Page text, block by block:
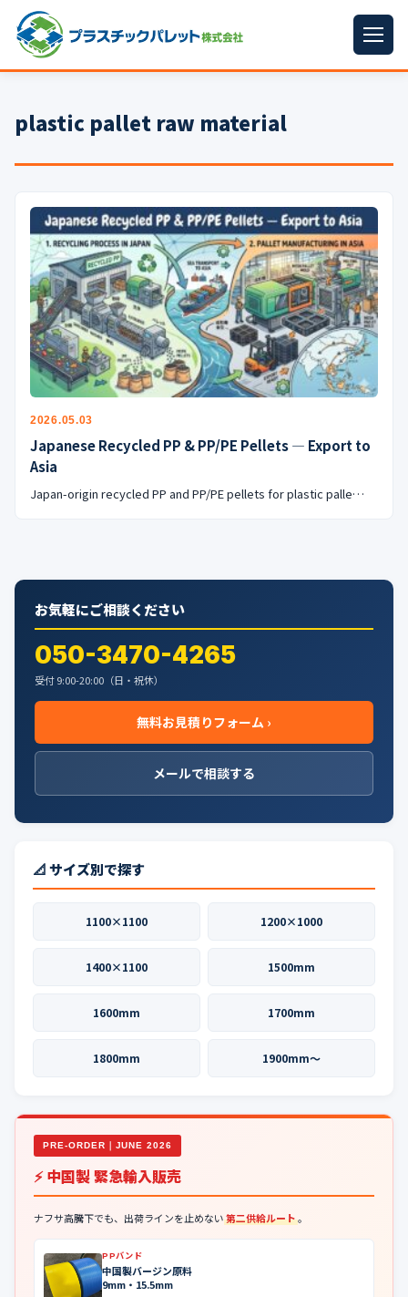
パレットサイズ
プラパレット ▼
コンテナ ▼
中古パレット
再生原料 ▼
梱包資材 ▼
イラン情勢まとめ
公式ブログ
会社案内
plastic pallet raw material
2026.05.03
Japanese Recycled PP & PP/PE Pellets — Export to
Asia
Japan-origin recycled PP and PP/PE pellets for plastic palle…
お気軽にご相談ください
050-3470-4265
受付 9:00-20:00（日・祝休）
無料お見積りフォーム ›
メールで相談する
📐 サイズ別で探す
1100×1100 1200×1000
1400×1100 1500mm
1600mm 1700mm
1800mm 1900mm〜
PRE-ORDER｜JUNE 2026
⚡ 中国製 緊急輸入販売
ナフサ高騰下でも、出荷ラインを止めない第二供給ルート。
PPバンド
中国製バージン原料
9mm・15.5mm